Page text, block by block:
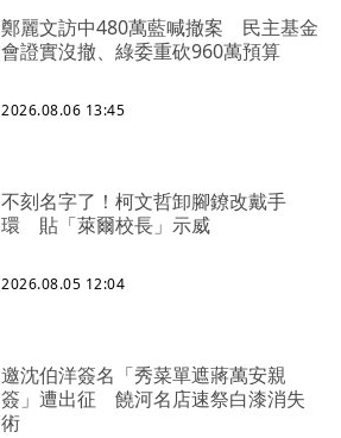
鄭麗文訪中480萬藍喊撤案 民主基金
會證實沒撤、綠委重砍960萬預算
2026.08.06 13:45
不刻名字了！柯文哲卸腳鐐改戴手
環 貼「萊爾校長」示威
2026.08.05 12:04
邀沈伯洋簽名「秀菜單遮蔣萬安親
簽」遭出征 饒河名店速祭白漆消失
術